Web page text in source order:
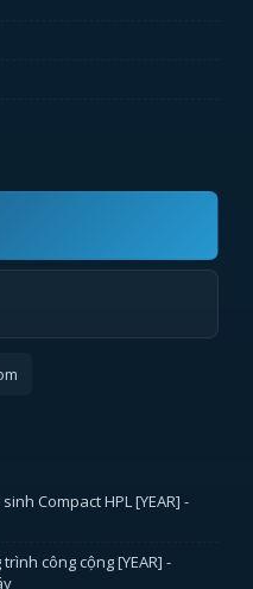
Compact HPL [YEAR] -
công cộng [YEAR] -